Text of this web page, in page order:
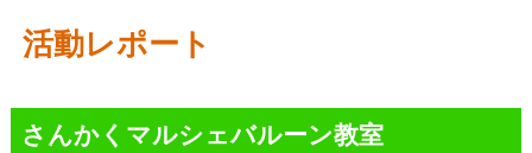
活動レポート
さんかくマルシェバルーン教室